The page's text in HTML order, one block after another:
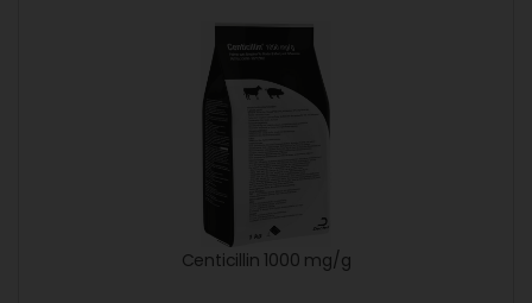
Centicillin 1000 mg/g